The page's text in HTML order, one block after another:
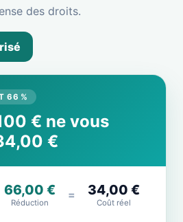
des droits.
66 %
€ ne vous
€
66,00 €
Réduction
= 34,00 €
Coût réel